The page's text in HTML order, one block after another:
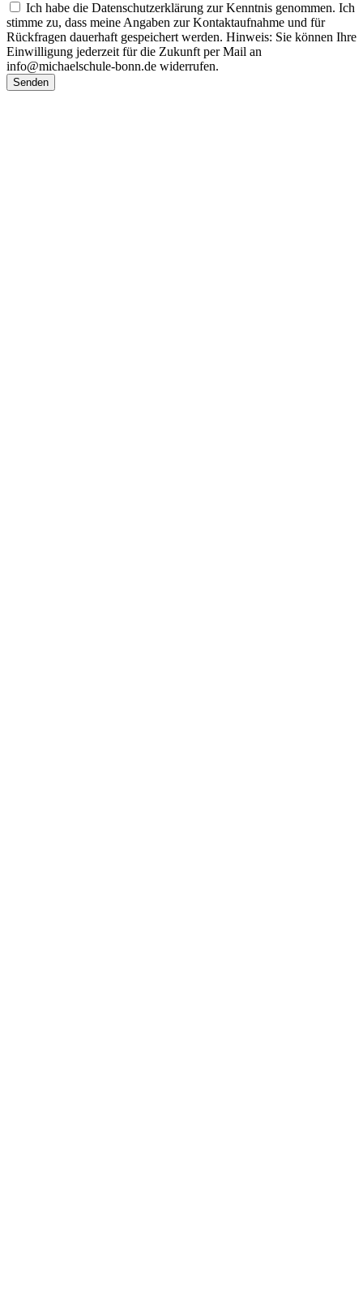
Ich habe die Datenschutzerklärung zur Kenntnis genommen. Ich
stimme zu, dass meine Angaben zur Kontaktaufnahme und für
Rückfragen dauerhaft gespeichert werden. Hinweis: Sie können Ihre
Einwilligung jederzeit für die Zukunft per Mail an
info@michaelschule-bonn.de widerrufen.
Senden